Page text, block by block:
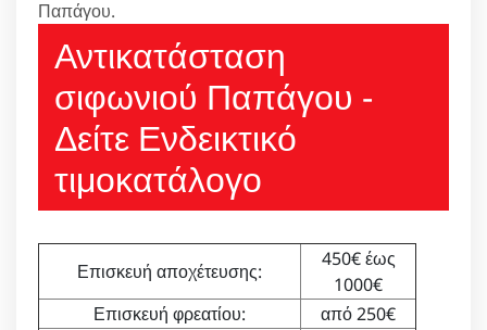
Παπάγου.
Αντικατάσταση
σιφωνιού Παπάγου -
Δείτε Ενδεικτικό
τιμοκατάλογο
Επισκευή αποχέτευσης:
450€ έως
1000€
Επισκευή φρεατίου:
από 250€